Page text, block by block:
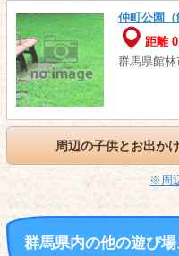
仲町公園（
距離
群馬県館林
周辺の子供とお出か
※周
群馬県内の他の遊び場